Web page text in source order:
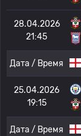
28.04.2026
21:45
Дата / Время
25.04.2026
19:15
Дата / Время